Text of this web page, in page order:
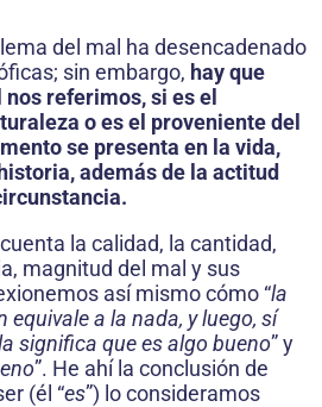
del mal ha desencadenado
sin em­bargo, hay que
referimos, si es el
o es el proveniente del
se presenta en la vida,
además de la actitud
la calidad, la cantidad,
magnitud del mal y sus
así mismo cómo “la
equivale a la nada, y luego, sí
significa que es algo bueno” y
”. He ahí la con­clusión de
(él “es”) lo consideramos